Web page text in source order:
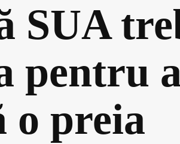
SUA
pentru
o preia